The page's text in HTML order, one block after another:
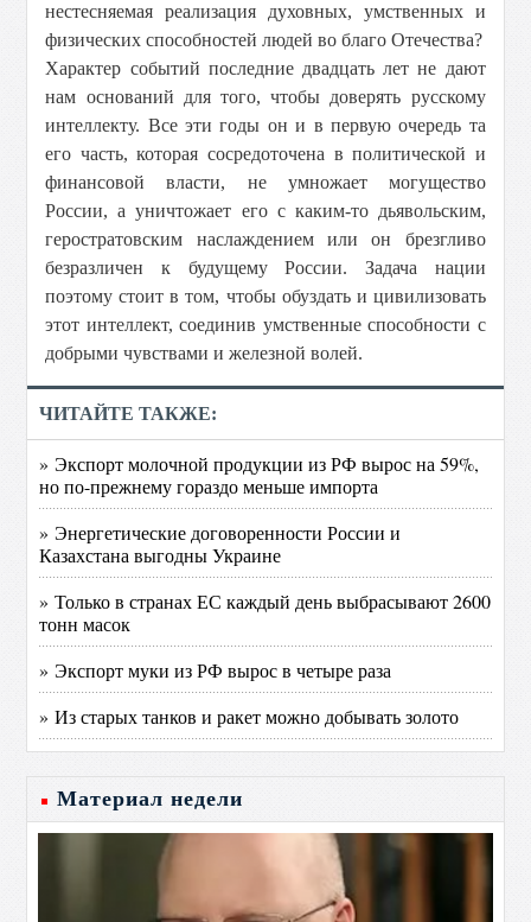
нестесняемая реализация духовных, умственных и
физических способностей людей во благо Отечества?
Характер событий последние двадцать лет не дают
нам оснований для того, чтобы доверять русскому
интеллекту. Все эти годы он и в первую очередь та
его часть, которая сосредоточена в политической и
финансовой власти, не умножает могущество
России, а уничтожает его с каким-то дьявольским,
геростратовским наслаждением или он брезгливо
безразличен к будущему России. Задача нации
поэтому стоит в том, чтобы обуздать и цивилизовать
этот интеллект, соединив умственные способности с
добрыми чувствами и железной волей.
ЧИТАЙТЕ ТАКЖЕ:
» Экспорт молочной продукции из РФ вырос на 59%,
но по-прежнему гораздо меньше импорта
» Энергетические договоренности России и
Казахстана выгодны Украине
» Только в странах ЕС каждый день выбрасывают 2600
тонн масок
» Экспорт муки из РФ вырос в четыре раза
» Из старых танков и ракет можно добывать золото
Материал недели